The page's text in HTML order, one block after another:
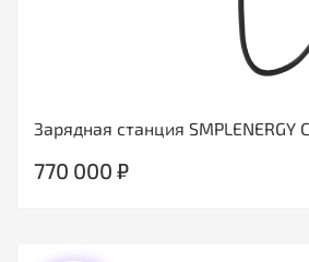
Зарядная станция
770 000 ₽